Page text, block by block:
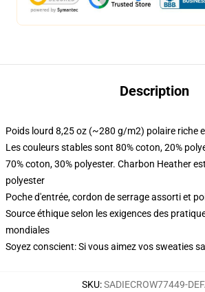
Description
Poids lourd 8,25 oz (~280 g/m2) polaire riche
Les couleurs stables sont 80% coton, 20%
70% coton, 30% polyester. Charbon Heather
polyester
Poche d'entrée, cordon de serrage assorti et
Source éthique selon les exigences des
mondiales
Soyez conscient: Si vous aimez vos sweaties
SKU:SADIECROW77449-